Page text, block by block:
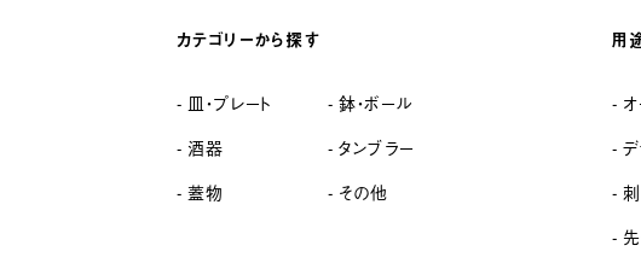
カテゴリーから探す
皿・プレート
鉢・ボール
酒器
タンブラー
蓋物
その他
用